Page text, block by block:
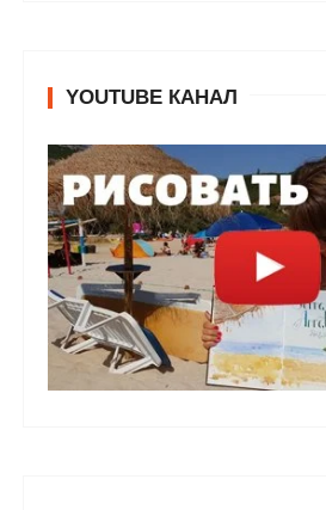
YOUTUBE КАНАЛ